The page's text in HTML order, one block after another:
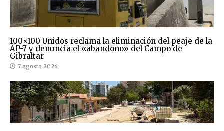
100×100 Unidos reclama la eliminación del peaje de la
AP-7 y denuncia el «abandono» del Campo de
Gibraltar
7 agosto 2026